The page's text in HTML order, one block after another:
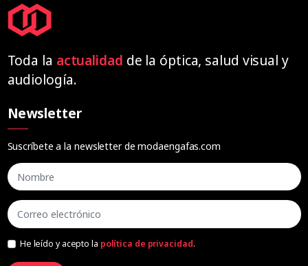
Toda la actualidad de la óptica, salud visual y
audiología.
Newsletter
Suscríbete a la newsletter de modaengafas.com
He leído y acepto la política de privacidad.